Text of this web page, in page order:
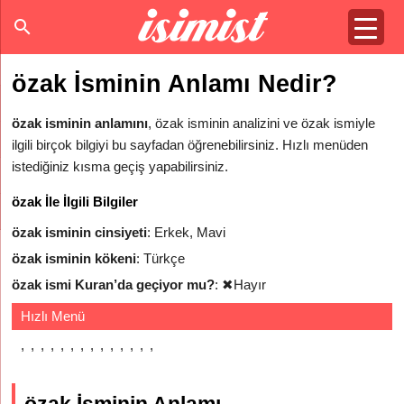
özak İsminin Anlamı Nedir?
özak isminin anlamını, özak isminin analizini ve özak ismiyle
ilgili birçok bilgiyi bu sayfadan öğrenebilirsiniz. Hızlı menüden
istediğiniz kısma geçiş yapabilirsiniz.
özak İle İlgili Bilgiler
özak isminin cinsiyeti: Erkek, Mavi
özak isminin kökeni: Türkçe
özak ismi Kuran’da geçiyor mu?: ✖Hayır
Hızlı Menü